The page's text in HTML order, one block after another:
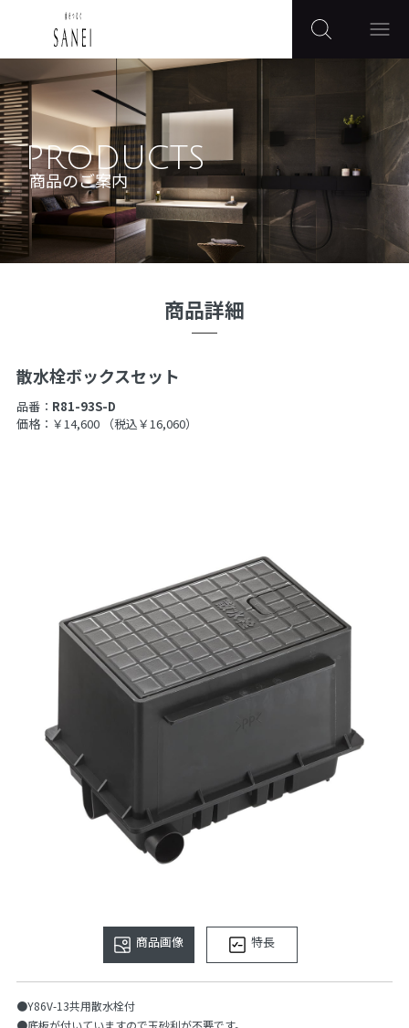
PRODUCTS
商品のご案内
商品詳細
散水栓ボックスセット
品番： R81-93S-D
価格：￥14,600
（税込￥16,060）
商品画像 特長
●Y86V-13共用散水栓付
●底板が付いていますので玉砂利が不要です。